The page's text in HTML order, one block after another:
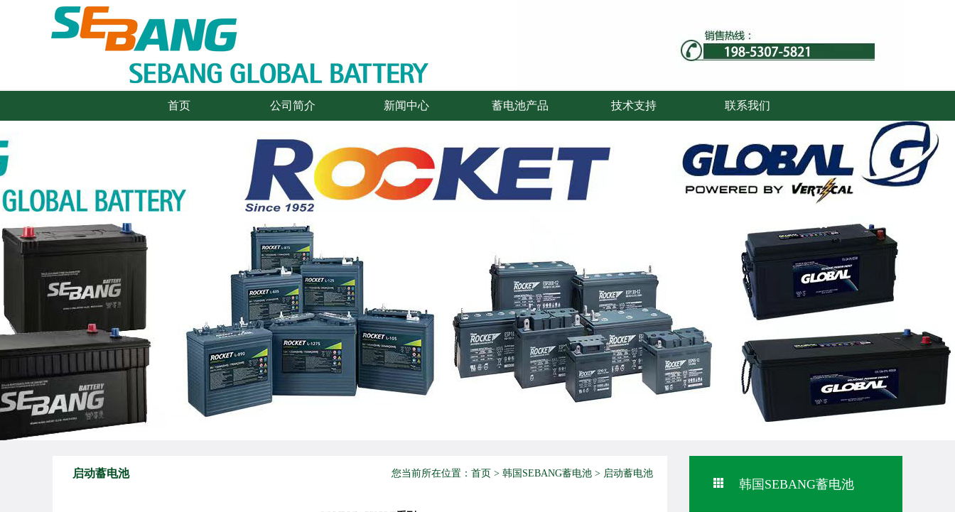
首页 公司简介 新闻中心 蓄电池产品 技术支持 联系我们
启动蓄电池 您当前所在位置： 首页 > 韩国SEBANG蓄电池 > 启动蓄电池
韩国SEBANG蓄电池